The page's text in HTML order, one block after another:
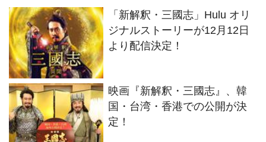
「新解釈・三國志」Hulu オリ
ジナルストーリーが12月12日
より配信決定！
映画『新解釈・三國志』、韓
国・台湾・香港での公開が決
定！